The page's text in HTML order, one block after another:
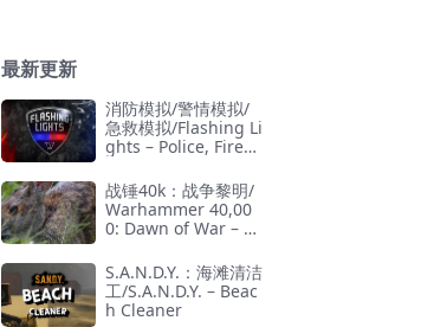
最新更新
消防模拟/警情模拟/
急救模拟/Flashing Li
ghts – Police, Firefi
Services Simulator
战锤40k：战争黎明/
Warhammer 40,00
0: Dawn of War – D
S.A.N.D.Y.：海滩清洁
工/S.A.N.D.Y. – Beac
h Cleaner